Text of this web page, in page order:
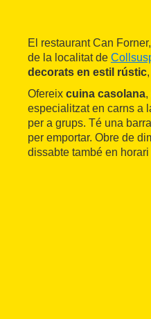
El restaurant Can
de la localitat de
decorats en estil rústic
Ofereix cuina casolana,
especialitzat en carns a
per a grups. Té una
per emportar. Obre de
dissabte també en horari